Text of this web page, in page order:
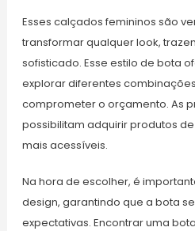
Esses calçados femininos são
transformar qualquer look,
sofisticado. Esse estilo de bota
explorar diferentes
comprometer o orçamento. As
possibilitam adquirir produtos
mais acessíveis.
Na hora de escolher, é
design, garantindo que a bota
expectativas. Encontrar uma